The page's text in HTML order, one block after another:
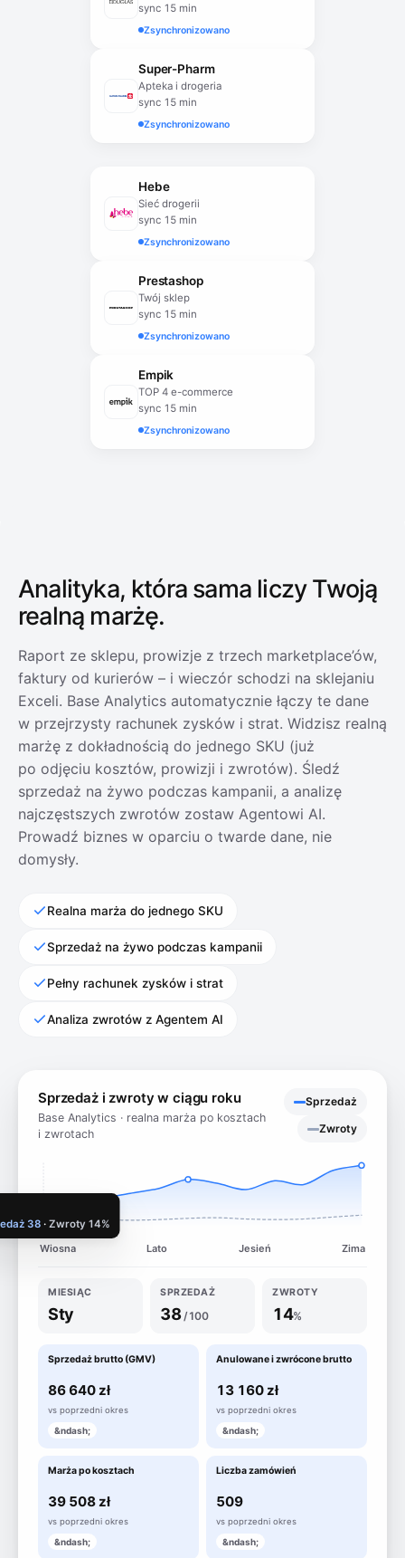
sync 15 min
Zsynchronizowano
Super-Pharm
Apteka i drogeria
sync 15 min
Zsynchronizowano
Hebe
Sieć drogerii
sync 15 min
Zsynchronizowano
Prestashop
Twój sklep
sync 15 min
Zsynchronizowano
Empik
TOP 4 e-commerce
sync 15 min
Zsynchronizowano
Analityka, która sama liczyTwoją
realną marżę.
Raport ze sklepu, prowizje z trzech marketplace’ów,
faktury od kurierów – i wieczór schodzi na sklejaniu
Exceli. Base Analytics automatycznie łączy te dane
w przejrzysty rachunek zysków i strat. Widzisz realną
marżę z dokładnością do jednego SKU (już
po odjęciu kosztów, prowizji i zwrotów). Śledź
sprzedaż na żywo podczas kampanii, a analizę
najczęstszych zwrotów zostaw Agentowi AI.
Prowadź biznes w oparciu o twarde dane, nie
domysły.
Realna marża do jednego SKU
Sprzedaż na żywo podczas kampanii
Pełny rachunek zysków i strat
Analiza zwrotów z Agentem AI
Sprzedaż i zwroty w ciągu roku
Base Analytics · realna marża po kosztach
i zwrotach
Sprzedaż
Zwroty
Wiosna Lato Jesień Zima
38· Zwroty 14%
MIESIĄC
Sty
SPRZEDAŻ
38/100
ZWROTY
14%
Sprzedaż brutto (GMV)
86 640 zł
vs poprzedni okres
&ndash;
Anulowane i zwrócone brutto
13 160 zł
vs poprzedni okres
&ndash;
Marża po kosztach
39 508 zł
vs poprzedni okres
&ndash;
Liczba zamówień
509
vs poprzedni okres
&ndash;